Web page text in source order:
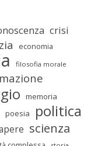
crisi
economia
filosofia morale
memoria
poesia politica
scienza